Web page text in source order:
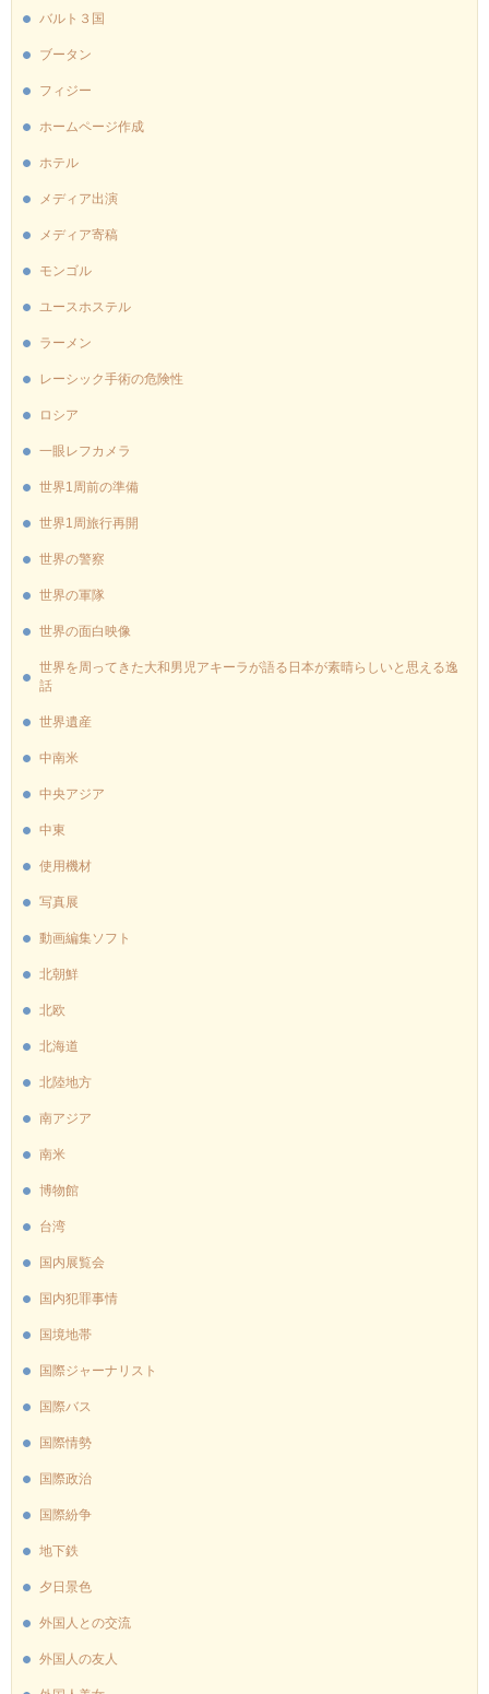
バルト３国
ブータン
フィジー
ホームページ作成
ホテル
メディア出演
メディア寄稿
モンゴル
ユースホステル
ラーメン
レーシック手術の危険性
ロシア
一眼レフカメラ
世界1周前の準備
世界1周旅行再開
世界の警察
世界の軍隊
世界の面白映像
世界を周ってきた大和男児アキーラが語る日本が素晴らしいと思える逸
話
世界遺産
中南米
中央アジア
中東
使用機材
写真展
動画編集ソフト
北朝鮮
北欧
北海道
北陸地方
南アジア
南米
博物館
台湾
国内展覧会
国内犯罪事情
国境地帯
国際ジャーナリスト
国際バス
国際情勢
国際政治
国際紛争
地下鉄
夕日景色
外国人との交流
外国人の友人